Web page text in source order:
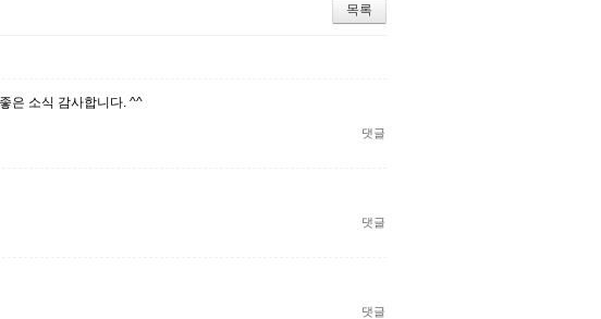
목록
은 소식 감사합니다. ^^
댓글
댓글
댓글